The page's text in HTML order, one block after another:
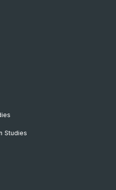
Studies